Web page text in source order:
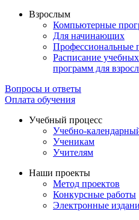
Взрослым
Компьютерные
Для начинающих
Профессиональные
Расписание
программ для
Вопросы и ответы
Оплата обучения
Учебный процесс
Учебно-
Ученикам
Учителям
Наши проекты
Метод проектов
Конкурсные работы
Электронные